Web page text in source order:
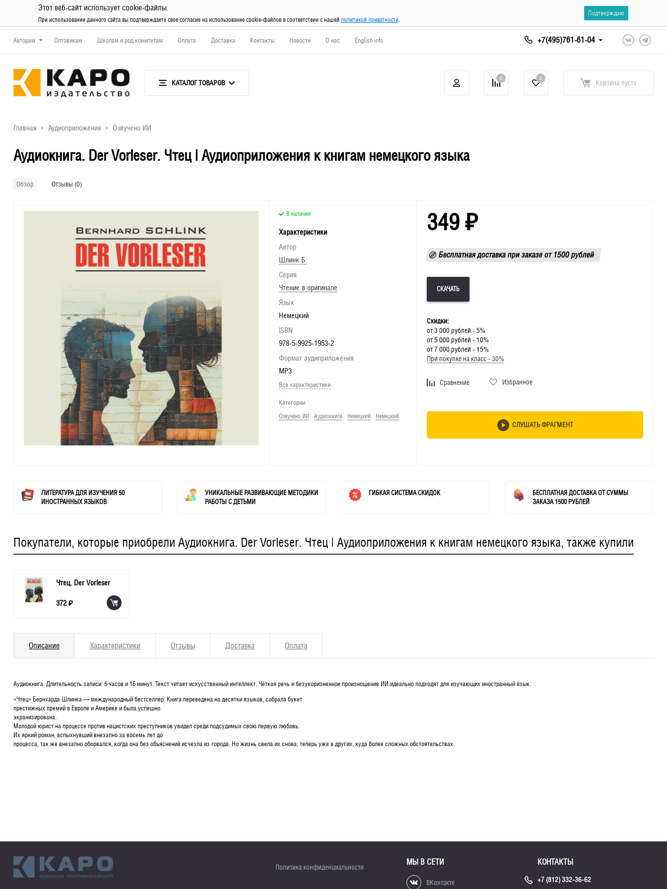
Этот веб-сайт использует cookie-файлы.
При использовании данного сайта вы подтверждаете свое согласие на использование cookie-файлов в соответствии с нашей политикой приватности.
Подтверждаю
Авторам Оптовикам Школам и род.комитетам Оплата Доставка Контакты Новости О нас English info +7(495)761-61-04
КАТАЛОГ ТОВАРОВ
0 0
Корзина пуста
Главная Аудиоприложения Озвучено ИИ
Аудиокнига. Der Vorleser. Чтец | Аудиоприложения к книгам немецкого языка
Обзор Отзывы (0)
В наличии
Характеристики
Автор
Шлинк Б.
Серия
Чтение в оригинале
Язык
Немецкий
ISBN
978-5-9925-1953-2
Формат аудиприложения
MP3
Все характеристики
Категории
Озвучено ИИ Аудиокниги Немецкий Немецкий
349 ₽
Бесплатная доставка при заказе от 1500 рублей
Скидки:
от 3 000 рублей - 5%
от 5 000 рублей - 10%
от 7 000 рублей - 15%
При покупке на класс - 30%
Сравнение Избранное
СЛУШАТЬ ФРАГМЕНТ
ЛИТЕРАТУРА ДЛЯ ИЗУЧЕНИЯ 50
ИНОСТРАННЫХ ЯЗЫКОВ
УНИКАЛЬНЫЕ РАЗВИВАЮЩИЕ МЕТОДИКИ
РАБОТЫ С ДЕТЬМИ
ГИБКАЯ СИСТЕМА СКИДОК
БЕСПЛАТНАЯ ДОСТАВКА ОТ СУММЫ
ЗАКАЗА 1500 РУБЛЕЙ
Покупатели, которые приобрели Аудиокнига. Der Vorleser. Чтец | Аудиоприложения к книгам немецкого языка, также купили
Чтец. Der Vorleser
372 ₽
Описание Характеристики Отзывы Доставка Оплата
Аудиокнига. Длительность записи: 5 часов и 16 минут. Текст читает искусственный интеллект. Чёткая речь и безукоризненное произношение ИИ идеально подходят для изучающих иностранный язык.
«Чтец» Бернхарда Шлинка — международный бестселлер. Книга переведена на десятки языков, собрала букет
престижных премий в Европе и Америке и была успешно
экранизирована.
Молодой юрист на процессе против нацистских преступников увидел среди подсудимых свою первую любовь.
Их яркий роман, вспыхнувший внезапно за восемь лет до
процесса, так же внезапно оборвался, когда она без объяснений исчезла из города. Но жизнь свела их снова, теперь уже в других, куда более сложных обстоятельствах.
Политика конфиденциальности
МЫ В СЕТИ
ВКонтакте
КОНТАКТЫ
+7 (812) 332-36-62